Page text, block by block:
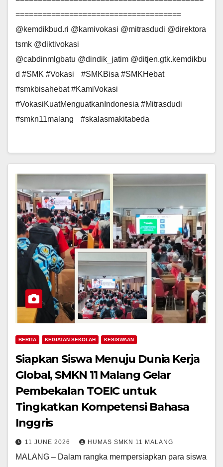
=====================================
@kemdikbud.ri @kamivokasi @mitrasdudi @direktora
tsmk @diktivokasi
@cabdinmlgbatu @dindik_jatim @ditjen.gtk.kemdikbu
d #SMK #Vokasi #SMKBisa #SMKHebat
#smkbisahebat #KamiVokasi
#VokasiKuatMenguatkanIndonesia #Mitrasdudi
#smkn11malang #skalasmakitabeda
BERITA KEGIATAN SEKOLAH KESISWAAN
Siapkan Siswa Menuju Dunia Kerja
Global, SMKN 11 Malang Gelar
Pembekalan TOEIC untuk
Tingkatkan Kompetensi Bahasa
Inggris
11 JUNE 2026 HUMAS SMKN 11 MALANG
MALANG – Dalam rangka mempersiapkan para siswa